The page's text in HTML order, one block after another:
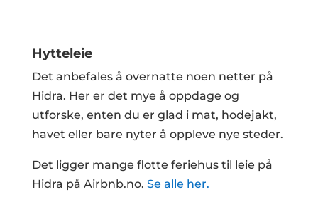
Hytteleie
Det anbefales å overnatte noen netter på
Hidra. Her er det mye å oppdage og
utforske, enten du er glad i mat, hodejakt,
havet eller bare nyter å oppleve nye steder.
Det ligger mange flotte feriehus til leie på
Hidra på Airbnb.no. Se alle her.